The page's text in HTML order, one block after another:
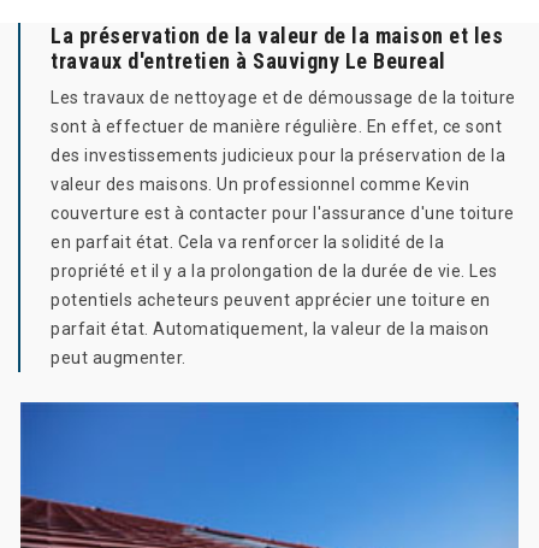
La préservation de la valeur de la maison et les
travaux d'entretien à Sauvigny Le Beureal
Les travaux de nettoyage et de démoussage de la toiture
sont à effectuer de manière régulière. En effet, ce sont
des investissements judicieux pour la préservation de la
valeur des maisons. Un professionnel comme Kevin
couverture est à contacter pour l'assurance d'une toiture
en parfait état. Cela va renforcer la solidité de la
propriété et il y a la prolongation de la durée de vie. Les
potentiels acheteurs peuvent apprécier une toiture en
parfait état. Automatiquement, la valeur de la maison
peut augmenter.